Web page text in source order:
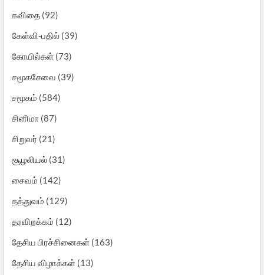
கவிதை(92)
கேள்வி-பதில்(39)
கோயில்கள்(73)
சமூகசேவை (39)
சமூகம் (584)
சினிமா (87)
சிறுவர் (21)
சூழலியல்(31)
சைவம் (142)
தத்துவம் (129)
தரவிறக்கம் (12)
தேசிய பிரச்சினைகள்(163)
தேசிய விழாக்கள்(13)